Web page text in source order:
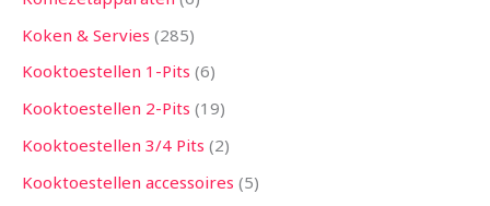
Koken & Servies 285
Kooktoestellen 1-Pits 6
Kooktoestellen 2-Pits 19
Kooktoestellen 3/4 Pits 2
Kooktoestellen accessoires 5